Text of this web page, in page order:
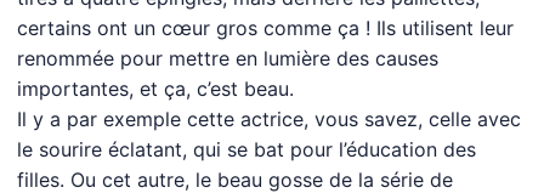
certains ont un cœur gros comme ça ! Ils utilisent leur
renommée pour mettre en lumière des causes
importantes, et ça, c’est beau.
Il y a par exemple cette actrice, vous savez, celle avec
le sourire éclatant, qui se bat pour l’éducation des
filles. Ou cet autre, le beau gosse de la série de